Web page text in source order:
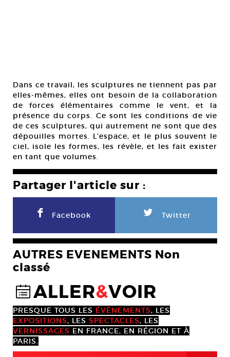
Dans ce travail, les sculptures ne tiennent pas par
elles-mêmes, elles ont besoin de la collaboration
de forces élémentaires comme le vent, et la
présence du corps. Ce sont les conditions de vie
de ces sculptures, qui autrement ne sont que des
dépouilles mortes. L’espace, et le plus souvent le
ciel, isole les formes, les révèle, et les fait exister
en tant que volumes.
Partager l'article sur :
F Facebook L Twitter
AUTRES EVENEMENTS Non
classé
@ALLER&VOIR
PRESQUE TOUS LES ÉVÈNEMENTS, LES
EXPOSITIONS, LES SPECTACLES, LES
VERNISSAGES EN FRANCE, EN RÉGION ET À
PARIS.